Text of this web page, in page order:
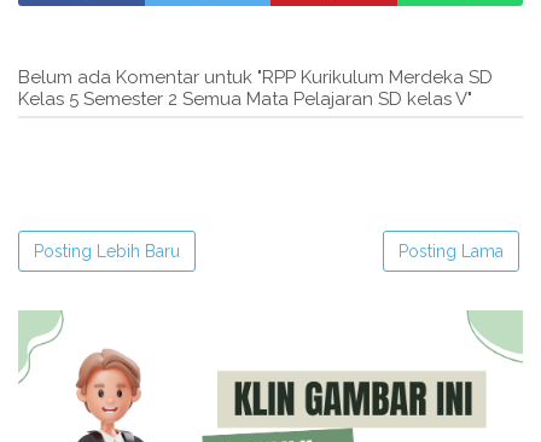
Belum ada Komentar untuk "RPP Kurikulum Merdeka SD
Kelas 5 Semester 2 Semua Mata Pelajaran SD kelas V"
Posting Lebih Baru Posting Lama